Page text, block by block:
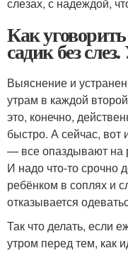
Как
садик без
Выяснение и
утрам в каждой
это, конечно,
быстро. А сейчас,
— все опаздывают на
И надо что-то срочно
ребёнком в соплях и
отказывается
Так что делать, если
утром перед тем, как